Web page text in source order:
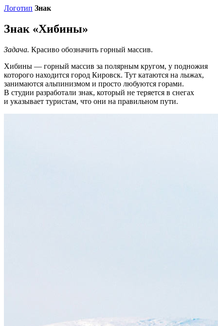
Логотип Знак
Знак «Хибины»
Задача. Красиво обозначить горный массив.
Хибины — горный массив за полярным кругом, у подножия
которого находится город Кировск. Тут катаются на лыжах,
занимаются альпинизмом и просто любуются горами.
В студии разработали знак, который не теряется в снегах
и указывает туристам, что они на правильном пути.